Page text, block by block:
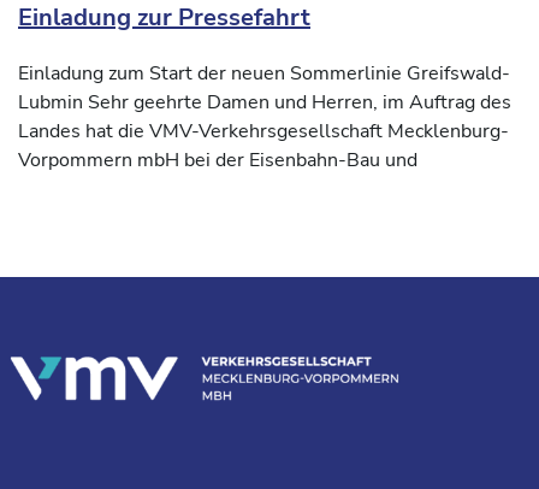
Einladung zur Pressefahrt
Einladung zum Start der neuen Sommerlinie Greifswald-
Lubmin Sehr geehrte Damen und Herren, im Auftrag des
Landes hat die VMV-Verkehrsgesellschaft Mecklenburg-
Vorpommern mbH bei der Eisenbahn-Bau und